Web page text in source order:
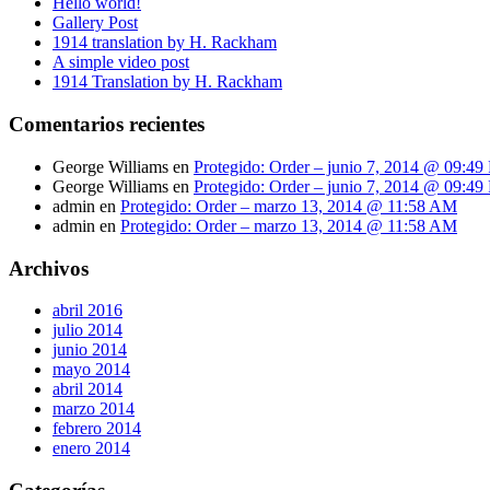
Gallery Post
1914 translation by H. Rackham
A simple video post
1914 Translation by H. Rackham
Comentarios recientes
George Williams en Protegido: Order – junio 7, 2014 @ 09:49
George Williams en Protegido: Order – junio 7, 2014 @ 09:49
admin en Protegido: Order – marzo 13, 2014 @ 11:58 AM
admin en Protegido: Order – marzo 13, 2014 @ 11:58 AM
Archivos
abril 2016
julio 2014
junio 2014
mayo 2014
abril 2014
marzo 2014
febrero 2014
enero 2014